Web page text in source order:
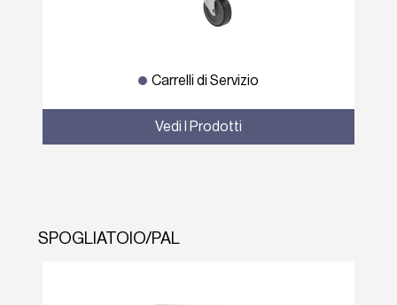
Carrelli di Servizio
Vedi I Prodotti
SPOGLIATOIO/PAL